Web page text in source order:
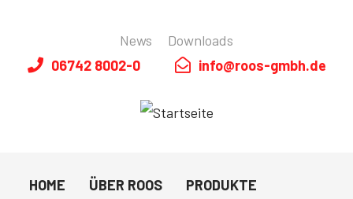
Topnavigation
News
Downloads
06742 8002-0
info@roos-gmbh.de
HOME ÜBER ROOS PRODUKTE